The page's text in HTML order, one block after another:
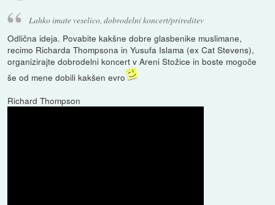
Lahko imate veselico, dobrodelni koncert/prireditev
Odlična ideja. Povabite kakšne dobre glasbenike muslimane,
recimo Richarda Thompsona in Yusufa Islama (ex Cat Stevens),
organizirajte dobrodelni koncert v Areni Stožice in boste mogoče
še od mene dobili kakšen evro
Richard Thompson